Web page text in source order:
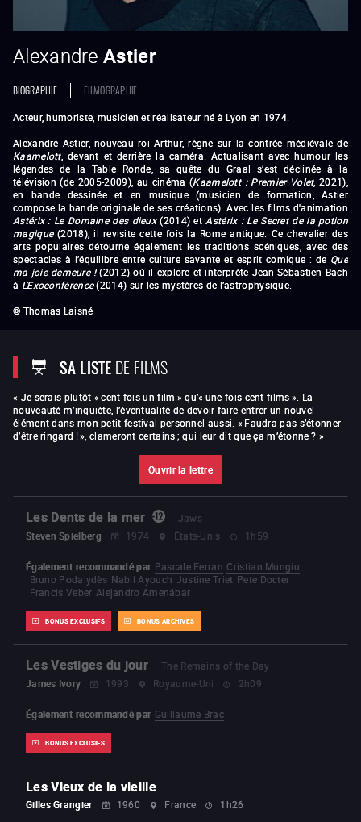
Alexandre Astier
BIOGRAPHIE FILMOGRAPHIE
Acteur, humoriste, musicien et réalisateur né à Lyon en 1974.
Alexandre Astier, nouveau roi Arthur, règne sur la contrée médiévale de
Kaamelott, devant et derrière la caméra. Actualisant avec humour les
légendes de la Table Ronde, sa quête du Graal s’est déclinée à la
télévision (de 2005-2009), au cinéma (Kaamelott : Premier Volet, 2021),
en bande dessinée et en musique (musicien de formation, Astier
compose la bande originale de ses créations). Avec les films d'animation
Astérix : Le Domaine des dieux(2014) et Astérix : Le Secret de la potion
magique(2018), il revisite cette fois la Rome antique. Ce chevalier des
arts populaires détourne également les traditions scéniques, avec des
spectacles à l’équilibre entre culture savante et esprit comique : de Que
ma joie demeure !(2012) où il explore et interprète Jean-Sébastien Bach
à L’Exoconférence(2014) sur les mystères de l’astrophysique.
© Thomas Laisné
– Deuxième Volet [partie 1]
SA LISTEDE FILMS
« Je serais plutôt « cent fois un film » qu’« une fois cent films ». La
nouveauté m’inquiète, l’éventualité de devoir faire entrer un nouvel
élément dans mon petit festival personnel aussi. « Faudra pas s’étonner
d’être ringard ! », clameront certains ; qui leur dit que ça m’étonne ? »
Ouvrir la lettre
Les Dents de la mer
Jaws
Steven Spielberg
1974 États-Unis 1h59
BONUS EXCLUSIFS BONUS ARCHIVES
Également recommandé par Pascale Ferran Cristian Mungiu
Bruno Podalydès Nabil Ayouch Justine Triet Pete Docter
Francis Veber Alejandro Amenábar
Les Vestiges du jour
The Remains of the Day
James Ivory
1993 Royaume-Uni 2h09
BONUS EXCLUSIFS
Également recommandé par Guillaume Brac
Les Vieux de la vieille
Gilles Grangier 1960 France 1h26